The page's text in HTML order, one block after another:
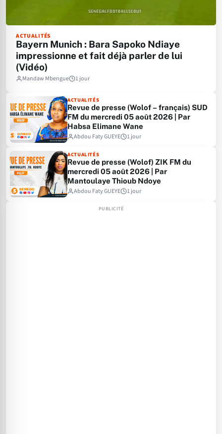
ACTUALITÉS
Bayern Munich : Bara Sapoko Ndiaye
impressionne et fait déjà parler de lui
(Vidéo)
Mandaw Mbengue 1 jour
ACTUALITÉS
Revue de presse (Wolof – français) SUD
FM du mercredi 05 août 2026 | Par
Habsa Elimane Wane
Abdou Faty GUEYE
1 jour
ACTUALITÉS
Revue de presse (Wolof) ZIK FM du
mercredi 05 août 2026 | Par
Mantoulaye Thioub Ndoye
Abdou Faty GUEYE
1 jour